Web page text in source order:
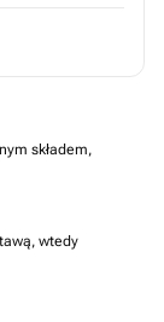
składem,
wtedy